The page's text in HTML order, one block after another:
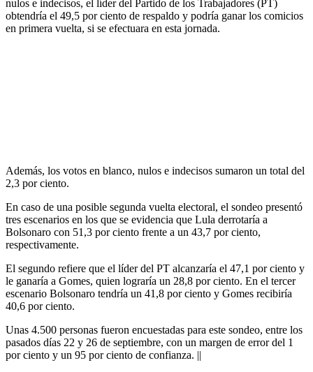
nulos e indecisos, el líder del Partido de los Trabajadores (PT)
obtendría el 49,5 por ciento de respaldo y podría ganar los comicios
en primera vuelta, si se efectuara en esta jornada.
Además, los votos en blanco, nulos e indecisos sumaron un total del
2,3 por ciento.
En caso de una posible segunda vuelta electoral, el sondeo presentó
tres escenarios en los que se evidencia que Lula derrotaría a
Bolsonaro con 51,3 por ciento frente a un 43,7 por ciento,
respectivamente.
El segundo refiere que el líder del PT alcanzaría el 47,1 por ciento y
le ganaría a Gomes, quien lograría un 28,8 por ciento. En el tercer
escenario Bolsonaro tendría un 41,8 por ciento y Gomes recibiría
40,6 por ciento.
Unas 4.500 personas fueron encuestadas para este sondeo, entre los
pasados días 22 y 26 de septiembre, con un margen de error del 1
por ciento y un 95 por ciento de confianza. ||